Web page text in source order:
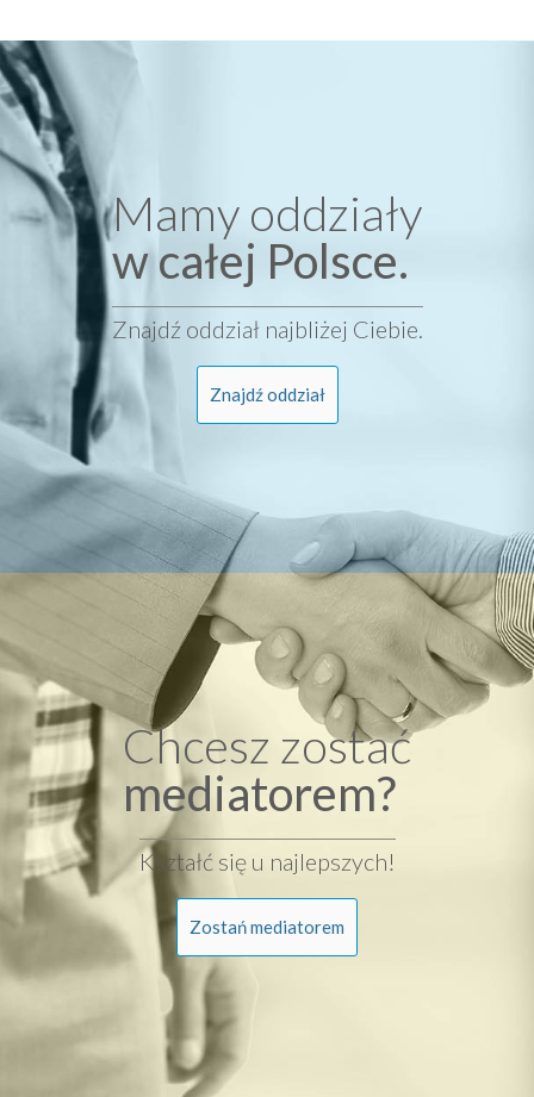
Mamy oddziały
w całej Polsce.
Znajdź oddział najbliżej Ciebie.
Znajdź oddział
Chcesz zostać
mediatorem?
Kształć się u najlepszych!
Zostań mediatorem